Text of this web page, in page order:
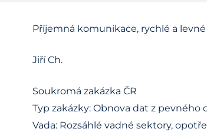
Příjemná komunikace, rychlé a
Jiří Ch.
Soukromá zakázka ČR
Typ zakázky: Obnova dat z pevného
Vada: Rozsáhlé vadné sektory,